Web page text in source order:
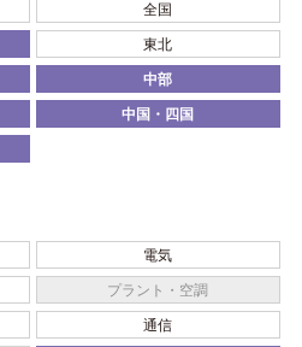
全国
東北
中部
中国・四国
電気
プラント・空調
通信